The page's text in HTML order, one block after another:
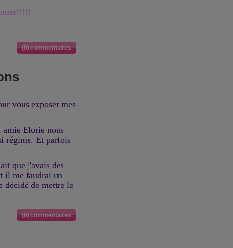
(0) commentaires
vous exposer mes
amie Elorie nous
régime. Et parfois
que j'avais des
il me faudrai un
décidé de mettre le
(0) commentaires